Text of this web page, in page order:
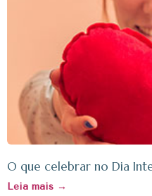
O que celebrar no Dia
Leia mais →